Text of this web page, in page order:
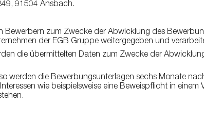
91504 Ansbach.
zum Zwecke der Abwicklung des
der EGB Gruppe weitergegeben und
die übermittelten Daten zum Zwecke der
werden die Bewerbungsunterlagen sechs Monate
wie beispielsweise eine Beweispflicht in einem